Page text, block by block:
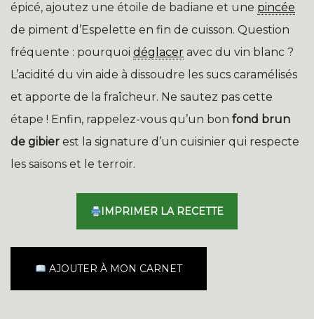
épicé, ajoutez une étoile de badiane et une pincée
de piment d’Espelette en fin de cuisson. Question
fréquente : pourquoi déglacer avec du vin blanc ?
L’acidité du vin aide à dissoudre les sucs caramélisés
et apporte de la fraîcheur. Ne sautez pas cette
étape ! Enfin, rappelez-vous qu’un bon fond brun
de gibier est la signature d’un cuisinier qui respecte
les saisons et le terroir.
IMPRIMER LA RECETTE
AJOUTER À MON CARNET